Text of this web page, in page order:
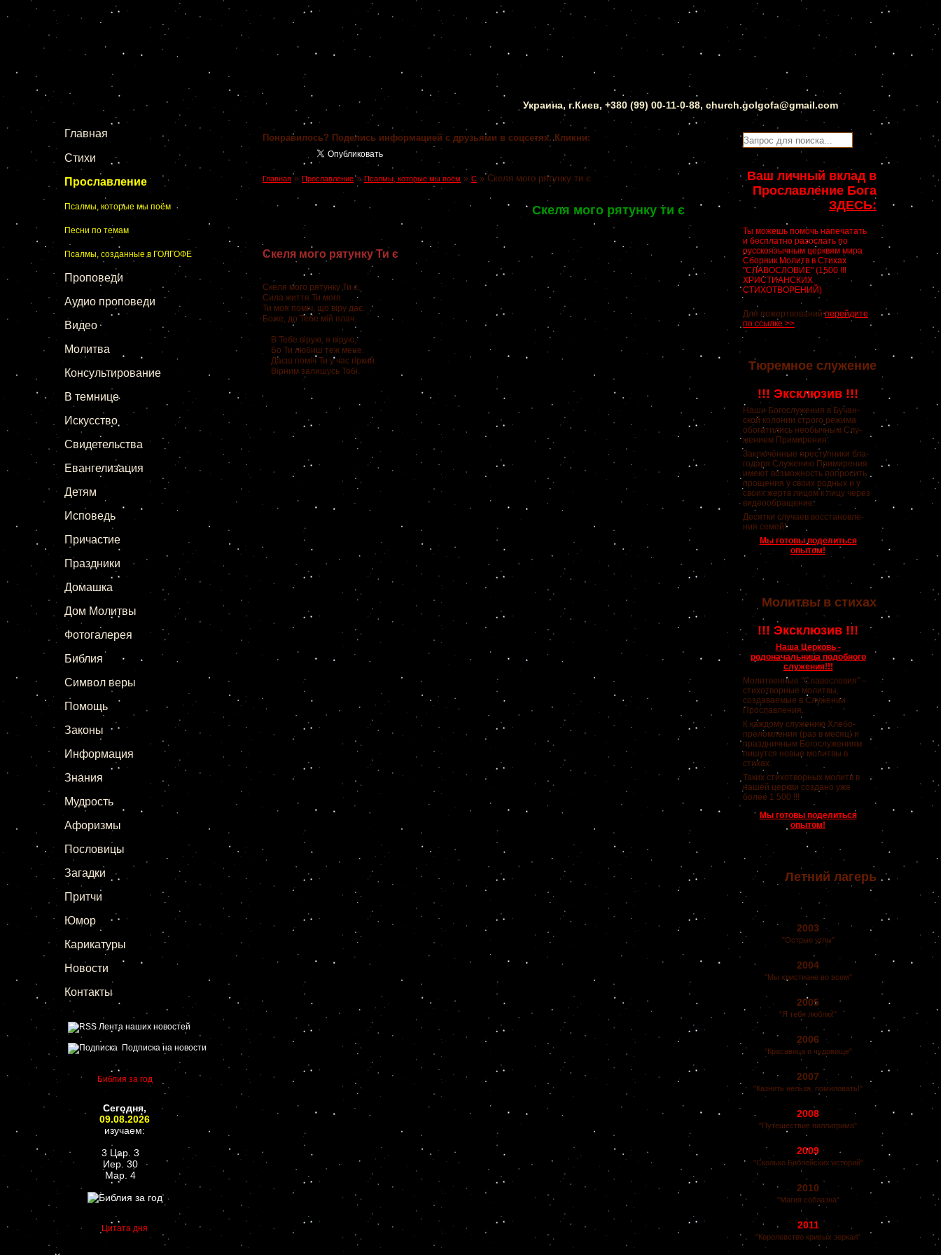
Украина, г.Киев, +380 (99) 00-11-0-88, church.golgofa@gmail.com
Главная
Стихи
Прославление
Псалмы, которые мы поём
Песни по темам
Псалмы, созданные в ГОЛГОФЕ
Проповеди
Аудио проповеди
Видео
Молитва
Консультирование
В темнице
Искусство
Свидетельства
Евангелизация
Детям
Исповедь
Причастие
Праздники
Домашка
Дом Молитвы
Фотогалерея
Библия
Символ веры
Помощь
Законы
Информация
Знания
Мудрость
Афоризмы
Пословицы
Загадки
Притчи
Юмор
Карикатуры
Новости
Контакты
Лента наших новостей
Подписка на новости
Библия за год
Сегодня,
09.08.2026
изучаем:
3 Цар. 3
Иер. 30
Мар. 4
Цитата дня
Понравилось? Поделись информацией с друзьями в соцсетях. Кликни:
Главная » Прославление» Псалмы, которые мы поём » С » Скеля мого рятунку ти є
Скеля мого рятунку ти є
Скеля мого рятунку Ти є
Скеля мого рятунку Ти є,
Сила життя Ти мого.
Ти моя поміч, що віру дає.
Боже, до Тебе мій плач.
В Тебе вірую, я вірую,
Бо Ти любиш теж мене.
Даєш поміч Ти у час гіркий.
Вірним залишусь Тобі.
Ваш личный вклад в
Прославление Бога
ЗДЕСЬ:
Ты можешь помочь напечатать
и бесплатно разослать по
русскоязычным церквям мира
Сборник Молитв в Стихах
"СЛАВОСЛОВИЕ" (1500 !!!
ХРИСТИАНСКИХ
СТИХОТВОРЕНИЙ)
Для пожертвованийперейдите
по ссылке >>
Тюремное служение
!!! Эксклюзив !!!
Наши Богослужения в Бучан-
ской колонии строго режима
обогатились необычным Слу-
жением Примирения.
Заключённые преступники бла-
годаря Служению Примирения
имеют возможность попросить
прощения у своих родных и у
своих жертв лицом к лицу через
видеообращение.
Десятки случаев восстановле-
ния семей!
Мы готовы поделиться
опытом!
Молитвы в стихах
!!! Эксклюзив !!!
Наша Церковь -
родоначальница подобного
служения!!!
Молитвенные "Славословия" –
стихотворные молитвы,
создаваемые в Служении
Прославления.
К каждому служению Хлебо-
преломления (раз в месяц) и
праздничным Богослужениям
пишутся новые молитвы в
стихах.
Таких стихотворных молитв в
нашей церкви создано уже
более 1 500 !!!
Мы готовы поделиться
опытом!
Летний лагерь
2003
"Острые углы"
2004
"Мы христиане во всем"
2005
"Я тебя люблю!"
2006
"Красавица и чудовище"
2007
"Казнить нельзя, помиловать!"
2008
"Путешествие пиллигрима"
2009
"Сколько Библейских историй"
2010
"Магия соблазна"
2011
"Королевство кривых зеркал"